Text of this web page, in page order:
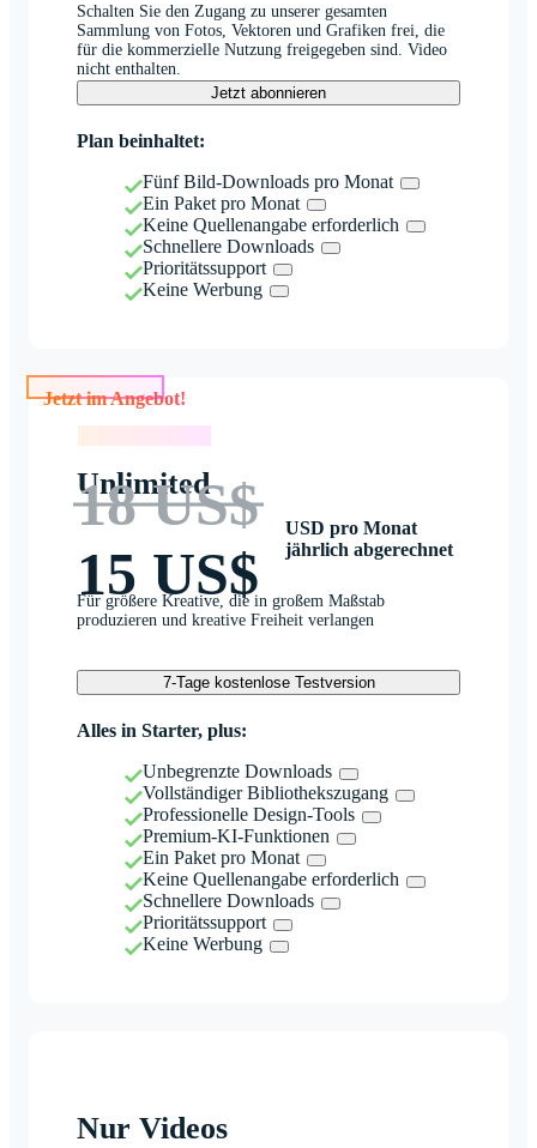
Schalten Sie den Zugang zu unserer gesamten
Sammlung von Fotos, Vektoren und Grafiken frei, die
für die kommerzielle Nutzung freigegeben sind. Video
nicht enthalten.
Jetzt abonnieren
Plan beinhaltet:
Fünf Bild-Downloads pro Monat
Ein Paket pro Monat
Keine Quellenangabe erforderlich
Schnellere Downloads
Prioritätssupport
Keine Werbung
Jetzt im Angebot!
Unlimited
18 US$
15 US$
USD pro Monat
jährlich abgerechnet
Für größere Kreative, die in großem Maßstab
produzieren und kreative Freiheit verlangen
7-Tage kostenlose Testversion
Alles in Starter, plus:
Unbegrenzte Downloads
Vollständiger Bibliothekszugang
Professionelle Design-Tools
Premium-KI-Funktionen
Ein Paket pro Monat
Keine Quellenangabe erforderlich
Schnellere Downloads
Prioritätssupport
Keine Werbung
Nur Videos